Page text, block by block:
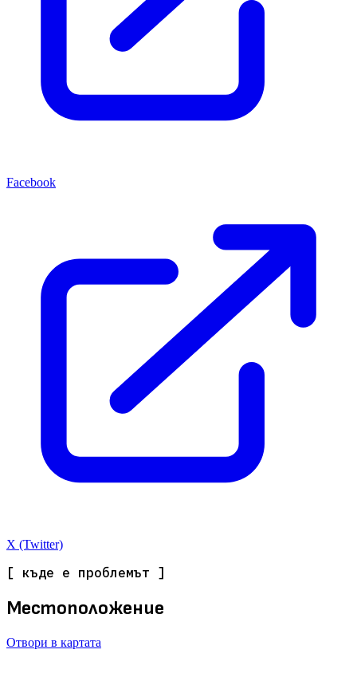
Facebook
X (Twitter)
[ къде е проблемът ]
Местоположение
Отвори в картата